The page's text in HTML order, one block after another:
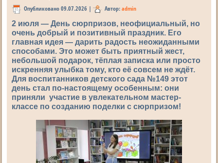
Опубликовано 09.07.2026 | Автор: admin
2 июля — День сюрпризов, неофициальный, но
очень добрый и позитивный праздник. Его
главная идея — дарить радость неожиданными
способами. Это может быть приятный жест,
небольшой подарок, тёплая записка или просто
искренняя улыбка тому, кто её совсем не ждёт.
Для воспитанников детского сада №149 этот
день стал по-настоящему особенным: они
приняли участие в увлекательном мастер-
классе по созданию поделки с сюрпризом!